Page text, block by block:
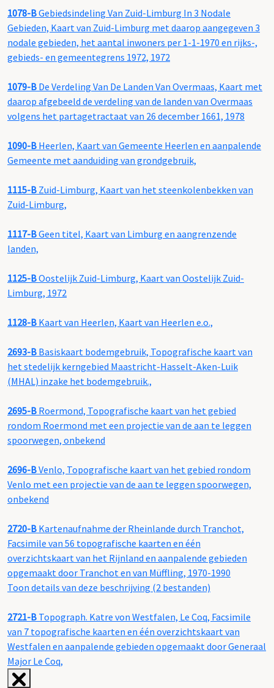
1078-BGebiedsindeling Van Zuid-Limburg In 3 Nodale
Gebieden, Kaart van Zuid-Limburg met daarop aangegeven 3
nodale gebieden, het aantal inwoners per 1-1-1970 en rijks-,
gebieds- en gemeentegrens 1972, 1972
1079-B De Verdeling Van De Landen Van Overmaas, Kaart met
daarop afgebeeld de verdeling van de landen van Overmaas
volgens het partagetractaat van 26 december 1661, 1978
1090-B Heerlen, Kaart van Gemeente Heerlen en aanpalende
Gemeente met aanduiding van grondgebruik,
1115-B Zuid-Limburg, Kaart van het steenkolenbekken van
Zuid-Limburg,
1117-BGeen titel, Kaart van Limburg en aangrenzende
landen,
1125-BOostelijk Zuid-Limburg, Kaart van Oostelijk Zuid-
Limburg, 1972
1128-B Kaart van Heerlen, Kaart van Heerlen e.o.,
2693-B Basiskaart bodemgebruik, Topografische kaart van
het stedelijk kerngebied Maastricht-Hasselt-Aken-Luik
(MHAL) inzake het bodemgebruik.,
2695-B Roermond, Topografische kaart van het gebied
rondom Roermond met een projectie van de aan te leggen
spoorwegen, onbekend
2696-BVenlo, Topografische kaart van het gebied rondom
Venlo met een projectie van de aan te leggen spoorwegen,
onbekend
2720-B Kartenaufnahme der Rheinlande durch Tranchot,
Facsimile van 56 topografische kaarten en één
overzichtskaart van het Rijnland en aanpalende gebieden
opgemaakt door Tranchot en van Müffling, 1970-1990
Toon details van deze beschrijving (2 bestanden)
2721-B Topograph. Katre von Westfalen, Le Coq, Facsimile
van 7 topografische kaarten en één overzichtskaart van
Westfalen en aanpalende gebieden opgemaakt door Generaal
Major Le Coq,